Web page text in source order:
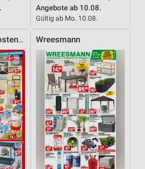
Angebote ab 10.08.
Gültig ab Mo. 10.08.
Krümet Sonderpostenmärkte Wreesmann
von Inhalten
durch Statistiken oder
Daten aus verschiedenen
der Angebote
Daten zur Auswahl von
Standortdaten
angeforderten